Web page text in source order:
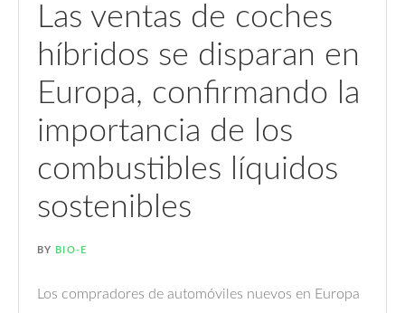
Las ventas de coches
híbridos se disparan en
Europa, confirmando la
importancia de los
combustibles líquidos
sostenibles
BY BIO-E
Los compradores de automóviles nuevos en Europa